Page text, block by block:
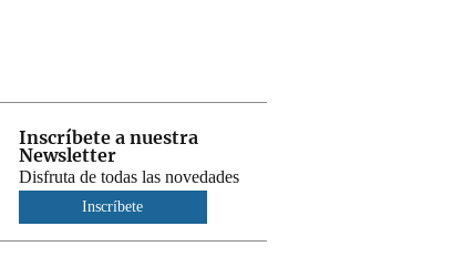
Inscríbete a nuestra
Newsletter
Disfruta de todas las novedades
Inscríbete